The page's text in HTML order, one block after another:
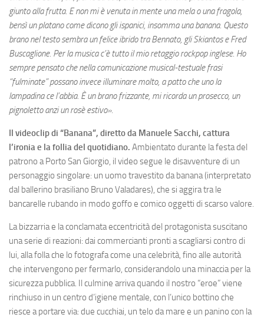
giunto alla frutta. E non mi è venuta in mente una mela o una fragola,
bensì un platano come dicono gli ispanici, insomma una banana. Questo
brano nel testo sembra un felice ibrido tra Bennato, gli Skiantos e Fred
Buscaglione. Per la musica c’è tutto il mio retaggio rockpop inglese. Ho
sempre pensato che nella comunicazione musical-testuale frasi
“fulminate” possano invece illuminare molto, a patto che uno la
lampadina ce l’abbia. È un brano frizzante, mi ricorda un prosecco, un
pignoletto anzi un rosè estivo».
Il videoclip di “Banana”, diretto da Manuele Sacchi, cattura
l’ironia e la follia del quotidiano. Ambientato durante la festa del
patrono a Porto San Giorgio, il video segue le disavventure di un
personaggio singolare: un uomo travestito da banana (interpretato
dal ballerino brasiliano Bruno Valadares), che si aggira tra le
bancarelle rubando in modo goffo e comico oggetti di scarso valore.
La bizzarria e la conclamata eccentricità del protagonista suscitano
una serie di reazioni: dai commercianti pronti a scagliarsi contro di
lui, alla folla che lo fotografa come una celebrità, fino alle autorità
che intervengono per fermarlo, considerandolo una minaccia per la
sicurezza pubblica. Il culmine arriva quando il nostro “eroe” viene
rinchiuso in un centro d’igiene mentale, con l’unico bottino che
riesce a portare via: due cucchiai, un telo da mare e un panino con la